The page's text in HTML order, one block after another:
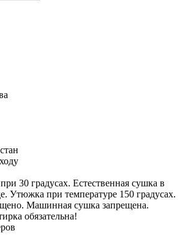
30 градусах. Естественная сушка в
Утюжка при температуре 150 градусах.
Машинная сушка запрещена.
обязательна!